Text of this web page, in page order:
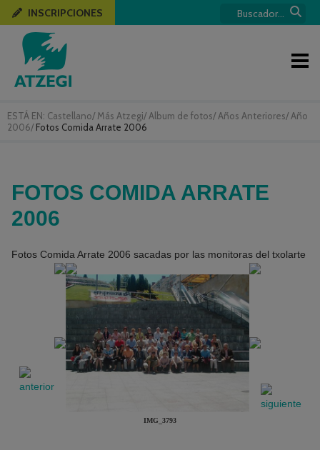
ESTÁ EN: Castellano/ Más Atzegi/ Album de fotos/ Años Anteriores/ Año
2006/ Fotos Comida Arrate 2006
INSCRIPCIONES
FOTOS COMIDA ARRATE
2006
Fotos Comida Arrate 2006 sacadas por las monitoras del txolarte
IMG_3793